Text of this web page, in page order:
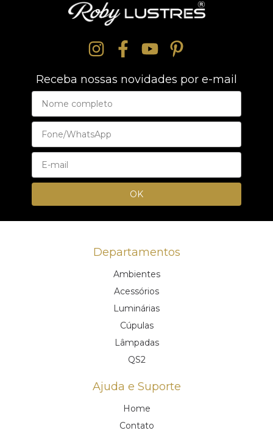
Receba nossas novidades por e-mail
Departamentos
Ambientes
Acessórios
Luminárias
Cúpulas
Lâmpadas
QS2
Ajuda e Suporte
Home
Contato